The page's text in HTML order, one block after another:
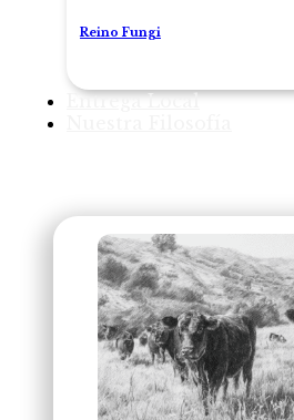
Reino Fungi
Entrega Local